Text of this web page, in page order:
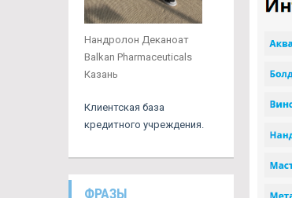
Нандролон Деканоат
Balkan Pharmaceuticals
Казань
Клиентская база
кредитного учреждения.
ФРАЗЫ